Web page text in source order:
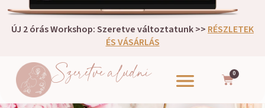
ÚJ 2 órás Workshop: Szeretve változtatunk >> RÉSZLETEK
ÉS VÁSÁRLÁS
Szeretve aludni 0